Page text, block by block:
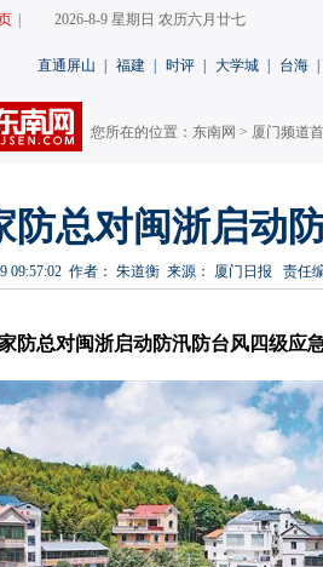
2026-8-9 星期日 农历六月廿七
直通屏山 福建 时评 大学城 台海
您所在的位置： 东南网 > 厦门频道
防总对闽浙启动
09:57:02 作者： 朱道衡 来源： 厦门日报 责任
防总对闽浙启动防汛防台风四级应